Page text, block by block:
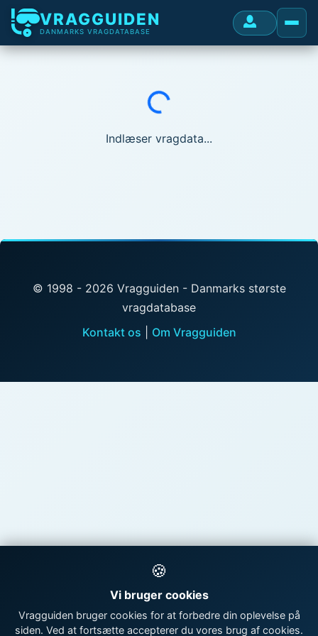
VRAGGUIDEN
DANMARKS VRAGDATABASE
Indlæser...
Indlæser vragdata...
© 1998 - 2026 Vragguiden - Danmarks største
vragdatabase
Kontakt os
Om Vragguiden
🍪
Vi bruger cookies
Vragguiden bruger cookies for at forbedre din oplevelse på
siden. Ved at fortsætte accepterer du vores brug af cookies.